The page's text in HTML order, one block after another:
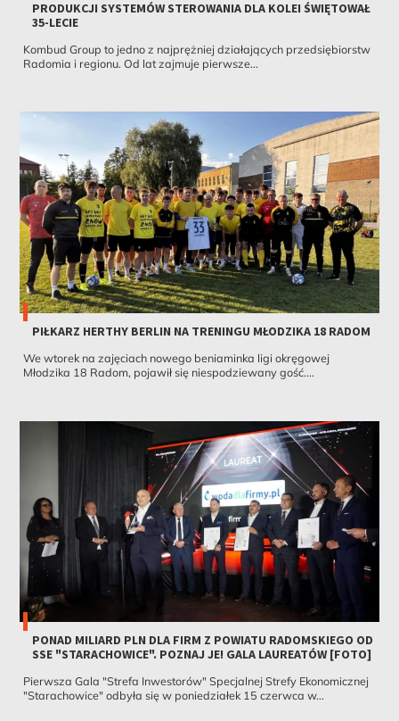
PRODUKCJI SYSTEMÓW STEROWANIA DLA KOLEI ŚWIĘTOWAŁ
35-LECIE
Kombud Group to jedno z najprężniej działających przedsiębiorstw
Radomia i regionu. Od lat zajmuje pierwsze...
PIŁKARZ HERTHY BERLIN NA TRENINGU MŁODZIKA 18 RADOM
We wtorek na zajęciach nowego beniaminka ligi okręgowej
Młodzika 18 Radom, pojawił się niespodziewany gość....
PONAD MILIARD PLN DLA FIRM Z POWIATU RADOMSKIEGO OD
SSE "STARACHOWICE". POZNAJ JE! GALA LAUREATÓW [FOTO]
Pierwsza Gala "Strefa Inwestorów" Specjalnej Strefy Ekonomicznej
"Starachowice" odbyła się w poniedziałek 15 czerwca w...